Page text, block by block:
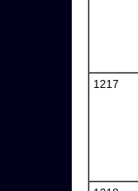
1217